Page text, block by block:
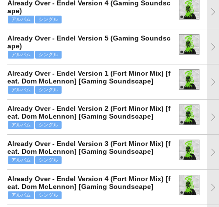
Already Over - Endel Version 4 (Gaming Soundsc
ape)
アルバム シングル
Already Over - Endel Version 5 (Gaming Soundsc
ape)
アルバム シングル
Already Over - Endel Version 1 (Fort Minor Mix) [f
eat. Dom McLennon] [Gaming Soundscape]
アルバム シングル
Already Over - Endel Version 2 (Fort Minor Mix) [f
eat. Dom McLennon] [Gaming Soundscape]
アルバム シングル
Already Over - Endel Version 3 (Fort Minor Mix) [f
eat. Dom McLennon] [Gaming Soundscape]
アルバム シングル
Already Over - Endel Version 4 (Fort Minor Mix) [f
eat. Dom McLennon] [Gaming Soundscape]
アルバム シングル